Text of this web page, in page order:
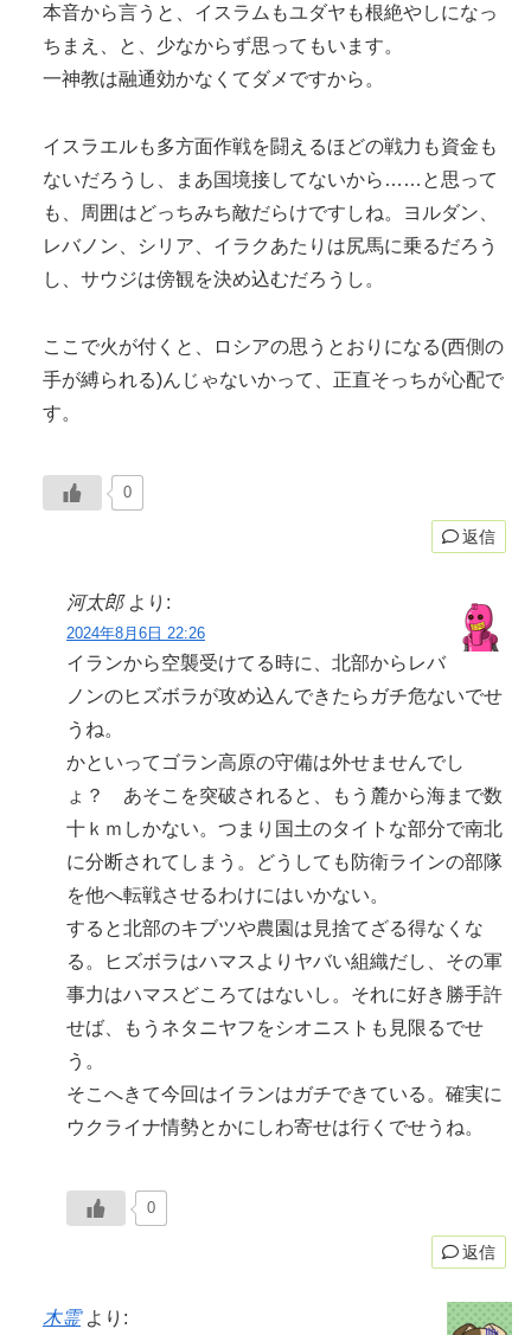
本音から言うと、イスラムもユダヤも根絶やしになっ
ちまえ、と、少なからず思ってもいます。
一神教は融通効かなくてダメですから。
イスラエルも多方面作戦を闘えるほどの戦力も資金も
ないだろうし、まあ国境接してないから……と思って
も、周囲はどっちみち敵だらけですしね。ヨルダン、
レバノン、シリア、イラクあたりは尻馬に乗るだろう
し、サウジは傍観を決め込むだろうし。
ここで火が付くと、ロシアの思うとおりになる(西側の
手が縛られる)んじゃないかって、正直そっちが心配で
す。
0
返信
河太郎 より:
2024年8月6日 22:26
イランから空襲受けてる時に、北部からレバ
ノンのヒズボラが攻め込んできたらガチ危ないでせ
うね。
かといってゴラン高原の守備は外せませんでし
ょ？ あそこを突破されると、もう麓から海まで数
十ｋｍしかない。つまり国土のタイトな部分で南北
に分断されてしまう。どうしても防衛ラインの部隊
を他へ転戦させるわけにはいかない。
すると北部のキブツや農園は見捨てざる得なくな
る。ヒズボラはハマスよりヤバい組織だし、その軍
事力はハマスどころてはないし。それに好き勝手許
せば、もうネタニヤフをシオニストも見限るでせ
う。
そこへきて今回はイランはガチできている。確実に
ウクライナ情勢とかにしわ寄せは行くでせうね。
0
返信
木霊 より: